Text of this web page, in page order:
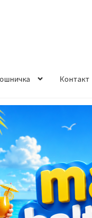
Контакт
и начин на плаќање
на производ